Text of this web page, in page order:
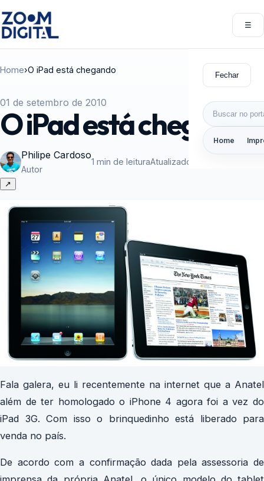
☰
Fechar
Buscar por:
Home
Home›O iPad está chegando
01 de setembro de 2010
O iPad está chegando
Philipe Cardoso
Autor
1 min de leituraAtualizado em 01/09/2010
↗
Fala galera, eu li recentemente na internet que a Anatel
além de ter homologado o iPhone 4 agora foi a vez do
iPad 3G. Com isso o brinquedinho está liberado para
venda no país.
De acordo com a confirmação dada pela assessoria de